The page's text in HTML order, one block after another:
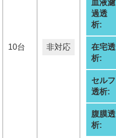
10台 非対応
血液濾
過透
析:
在宅透
析:
セルフ
透析:
腹膜透
析: